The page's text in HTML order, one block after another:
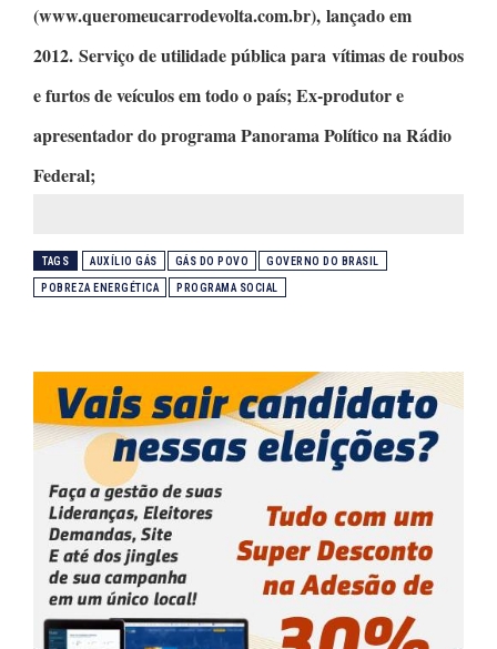
(www.queromeucarrodevolta.com.br), lançado em
2012. Serviço de utilidade pública para vítimas de roubos
e furtos de veículos em todo o país; Ex-produtor e
apresentador do programaPanorama Políticona Rádio
Federal;
TAGS AUXÍLIO GÁS GÁS DO POVO GOVERNO DO BRASIL
POBREZA ENERGÉTICA PROGRAMA SOCIAL